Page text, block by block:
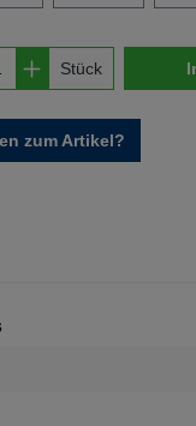
Anzahl:
Stück
zum Artikel?